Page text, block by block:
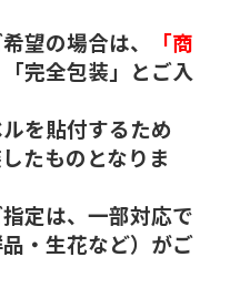
望の場合は、
「商
完全包装」とご入
を貼付するため
たものとなりま
定は、一部対応で
・生花など）がご